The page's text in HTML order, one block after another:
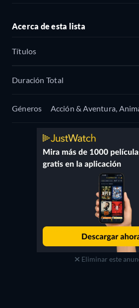
Acerca de esta lista
Títulos
Duración Total
Géneros Acción & Aventura,
Eliminar este